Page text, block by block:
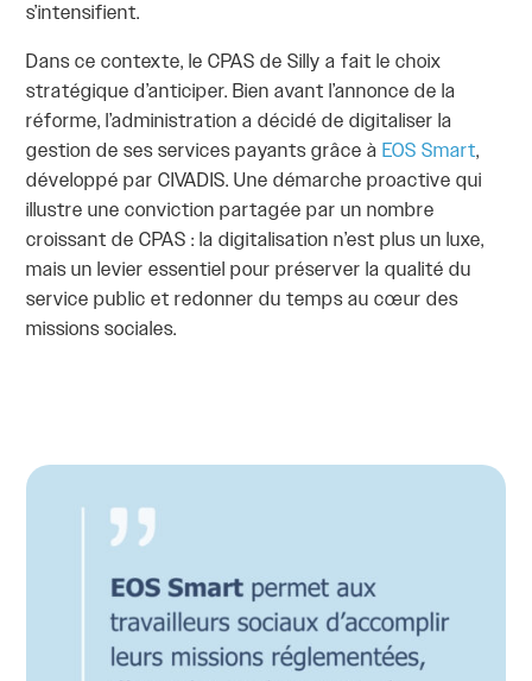
s’intensifient.
Dans ce contexte, le CPAS de Silly a fait le choix
stratégique d’anticiper. Bien avant l’annonce de la
réforme, l’administration a décidé de digitaliser la
gestion de ses services payants grâce àEOS Smart,
développé par CIVADIS. Une démarche proactive qui
illustre une conviction partagée par un nombre
croissant de CPAS : la digitalisation n’est plus un luxe,
mais un levier essentiel pour préserver la qualité du
service public et redonner du temps au cœur des
missions sociales.